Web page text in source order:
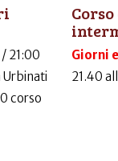
21:00
Urbinati
corso
Giorni
21.40